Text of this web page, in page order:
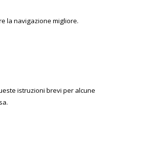
la navigazione migliore.
istruzioni brevi per alcune